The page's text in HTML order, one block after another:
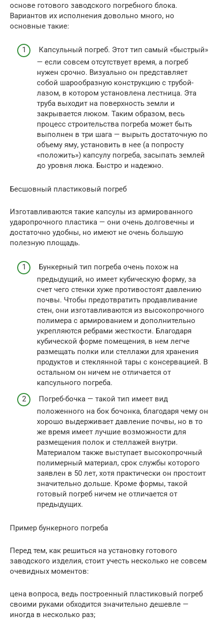
основе готового заводского погребного блока.
Вариантов их исполнения довольно много, но
основные такие:
Капсульный погреб. Этот тип самый «быстрый»
— если совсем отсутствует время, а погреб
нужен срочно. Визуально он представляет
собой шарообразную конструкцию с трубой-
лазом, в котором установлена лестница. Эта
труба выходит на поверхность земли и
закрывается люком. Таким образом, весь
процесс строительства погреба может быть
выполнен в три шага — вырыть достаточную по
объему яму, установить в нее (а попросту
«положить») капсулу погреба, засыпать землей
до уровня люка. Быстро и надежно.
Бесшовный пластиковый погреб
Изготавливаются такие капсулы из армированного
ударопрочного пластика — они очень долговечны и
достаточно удобны, но имеют не очень большую
полезную площадь.
Бункерный тип погреба очень похож на
предыдущий, но имеет кубическую форму, за
счет чего стенки хуже противостоят давлению
почвы. Чтобы предотвратить продавливание
стен, они изготавливаются из высокопрочного
полимера с армированием и дополнительно
укрепляются ребрами жесткости. Благодаря
кубической форме помещения, в нем легче
размещать полки или стеллажи для хранения
продуктов и стеклянной тары с консервацией. В
остальном он ничем не отличается от
капсульного погреба.
Погреб-бочка — такой тип имеет вид
положенного на бок бочонка, благодаря чему он
хорошо выдерживает давление почвы, но в то
же время имеет лучшие возможности для
размещения полок и стеллажей внутри.
Материалом также выступает высокопрочный
полимерный материал, срок службы которого
заявлен в 50 лет, хотя практически он простоит
значительно дольше. Кроме формы, такой
готовый погреб ничем не отличается от
предыдущих.
Пример бункерного погреба
Перед тем, как решиться на установку готового
заводского изделия, стоит учесть несколько не совсем
очевидных моментов:
цена вопроса, ведь построенный пластиковый погреб
своими руками обходится значительно дешевле —
иногда в несколько раз;